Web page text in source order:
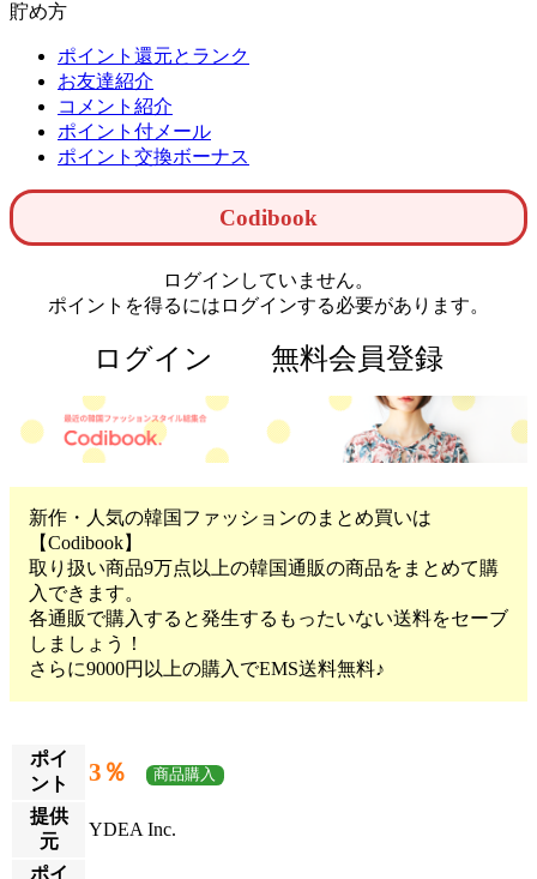
貯め方
ポイント還元とランク
お友達紹介
コメント紹介
ポイント付メール
ポイント交換ボーナス
Codibook
ログインしていません。
ポイントを得るにはログインする必要があります。
ログイン 無料会員登録
新作・人気の韓国ファッションのまとめ買いは
【Codibook】
取り扱い商品9万点以上の韓国通販の商品をまとめて購
入できます。
各通販で購入すると発生するもったいない送料をセーブ
しましょう！
さらに9000円以上の購入でEMS送料無料♪
ポイ
ント
3％ 商品購入
提供
元
YDEA Inc.
ポイ